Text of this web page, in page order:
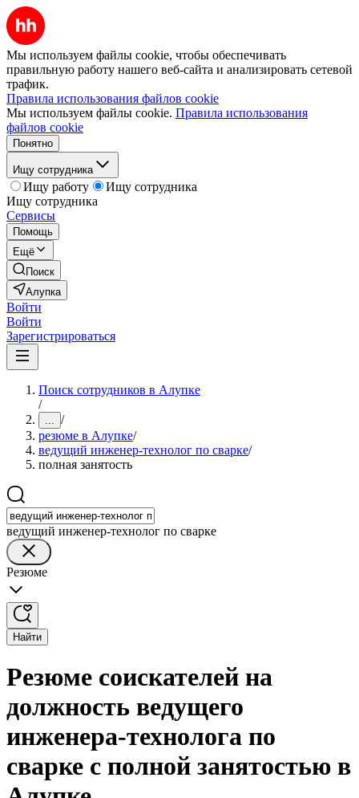
Мы используем файлы cookie, чтобы обеспечивать
правильную работу нашего веб-сайта и анализировать сетевой
трафик.
Правила использования файлов cookie
Мы используем файлы cookie. Правила использования
файлов cookie
Понятно
Ищу сотрудника
Ищу работу
Ищу сотрудника
Ищу сотрудника
Сервисы
Помощь
Ещё
Поиск
Алупка
Войти
Войти
Зарегистрироваться
Поиск сотрудников в Алупке
/
... /
резюме в Алупке/
ведущий инженер-технолог по сварке/
полная занятость
ведущий инженер-технолог по сварке
Резюме
Найти
Резюме соискателей на
должность ведущего
инженера-технолога по
сварке с полной занятостью в